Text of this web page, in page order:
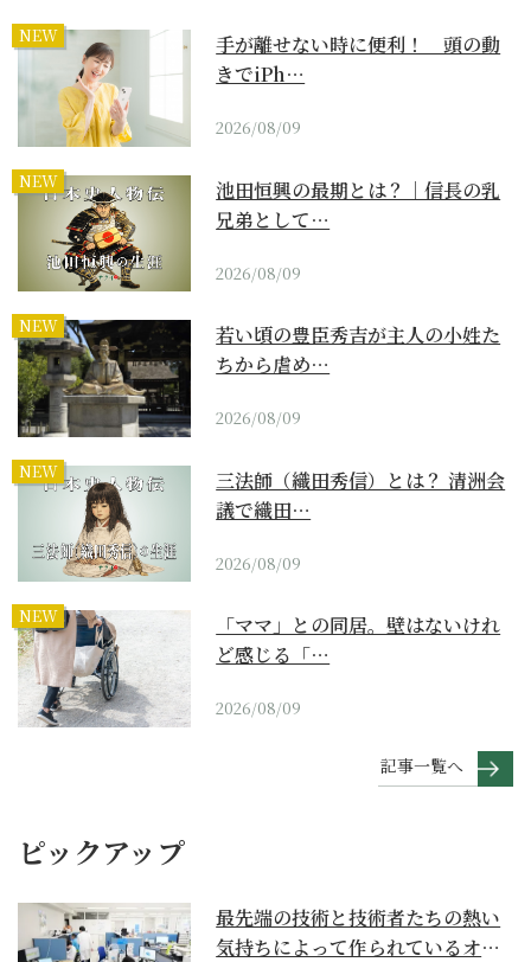
NEW
手が離せない時に便利！ 頭の動
きでiPh…
2026/08/09
NEW
池田恒興の最期とは？｜信長の乳
兄弟として…
2026/08/09
NEW
若い頃の豊臣秀吉が主人の小姓た
ちから虐め…
2026/08/09
NEW
三法師（織田秀信）とは？ 清洲会
議で織田…
2026/08/09
NEW
「ママ」との同居。壁はないけれ
ど感じる「…
2026/08/09
記事一覧へ
ピックアップ
最先端の技術と技術者たちの熱い
気持ちによって作られているオー